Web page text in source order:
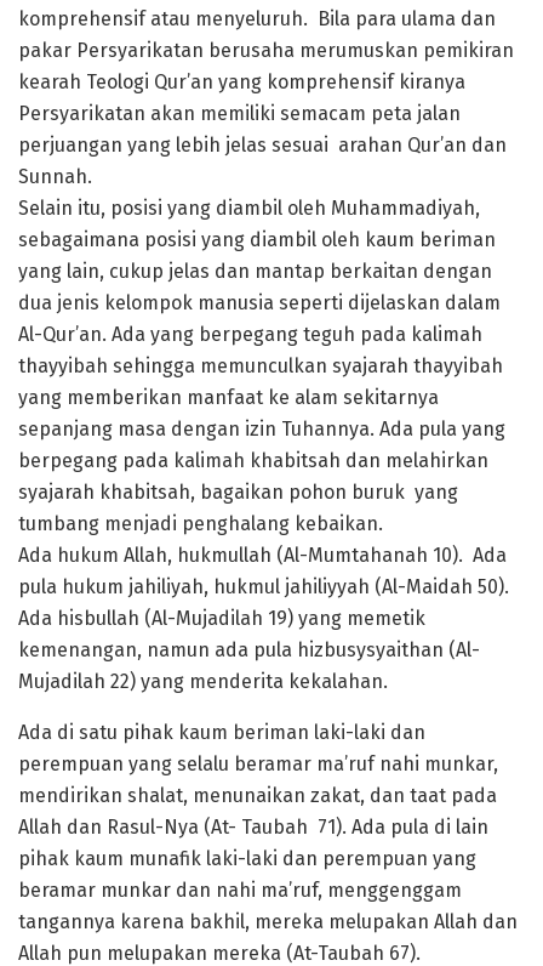
komprehensif atau menyeluruh. Bila para ulama dan
pakar Persyarikatan berusaha merumuskan pemikiran
kearah Teologi Qur’an yang komprehensif kiranya
Persyarikatan akan memiliki semacam peta jalan
perjuangan yang lebih jelas sesuai arahan Qur’an dan
Sunnah.
Selain itu, posisi yang diambil oleh Muhammadiyah,
sebagaimana posisi yang diambil oleh kaum beriman
yang lain, cukup jelas dan mantap berkaitan dengan
dua jenis kelompok manusia seperti dijelaskan dalam
Al-Qur’an. Ada yang berpegang teguh pada kalimah
thayyibah sehingga memunculkan syajarah thayyibah
yang memberikan manfaat ke alam sekitarnya
sepanjang masa dengan izin Tuhannya. Ada pula yang
berpegang pada kalimah khabitsah dan melahirkan
syajarah khabitsah, bagaikan pohon buruk yang
tumbang menjadi penghalang kebaikan.
Ada hukum Allah, hukmullah (Al-Mumtahanah 10). Ada
pula hukum jahiliyah, hukmul jahiliyyah (Al-Maidah 50).
Ada hisbullah (Al-Mujadilah 19) yang memetik
kemenangan, namun ada pula hizbusysyaithan (Al-
Mujadilah 22) yang menderita kekalahan.
Ada di satu pihak kaum beriman laki-laki dan
perempuan yang selalu beramar ma’ruf nahi munkar,
mendirikan shalat, menunaikan zakat, dan taat pada
Allah dan Rasul-Nya (At- Taubah 71). Ada pula di lain
pihak kaum munafik laki-laki dan perempuan yang
beramar munkar dan nahi ma’ruf, menggenggam
tangannya karena bakhil, mereka melupakan Allah dan
Allah pun melupakan mereka (At-Taubah 67).